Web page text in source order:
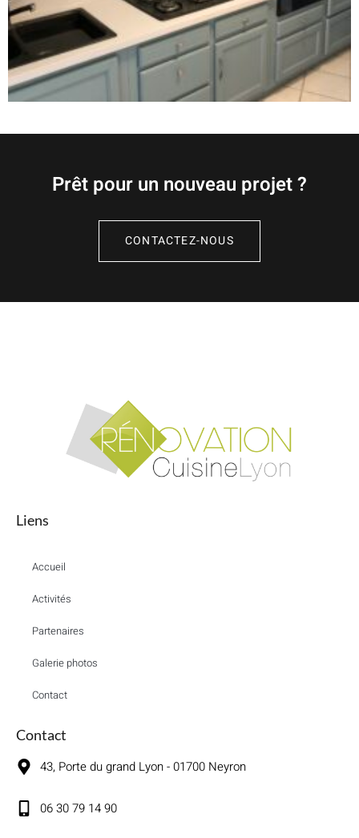
Prêt pour un nouveau projet ?
CONTACTEZ-NOUS
Liens
Accueil
Activités
Partenaires
Galerie photos
Contact
Contact
43, Porte du grand Lyon - 01700 Neyron
06 30 79 14 90